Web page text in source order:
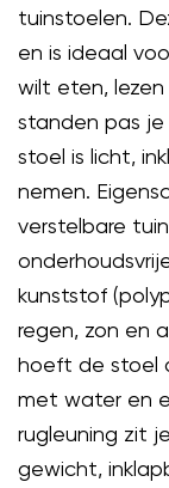
tuinstoelen.
en is ideaal
wilt eten,
standen pas je
stoel is licht,
nemen.
verstelbare
kunststof
regen, zon en
hoeft de stoel
met water en
rugleuning zit
gewicht,